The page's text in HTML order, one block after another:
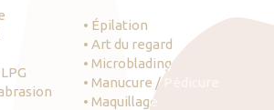
• Épilation
• Art du regard
• Microblading
• Manucure / Pédicure
• Maquillage